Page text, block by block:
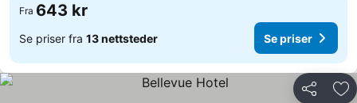
Fra 643 kr
Se priser fra 13 nettsteder Se priser
Del